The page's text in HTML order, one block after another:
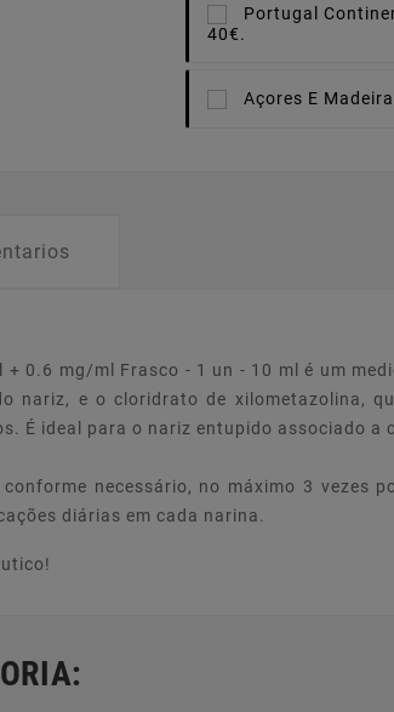
Portugal
40€.
Açores E
0.6 mg/ml Frasco - 1 un - 10 ml é um
e o cloridrato de xilometazolina,
É ideal para o nariz entupido associado a
necessário, no máximo 3 vezes
diárias em cada narina.